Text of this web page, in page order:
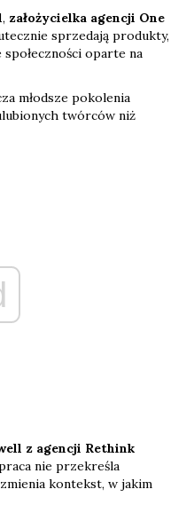
, założycielka agencji One
sprzedają produkty,
oparte na
młodsze pokolenia
twórców niż
z agencji Rethink
nie przekreśla
kontekst, w jakim